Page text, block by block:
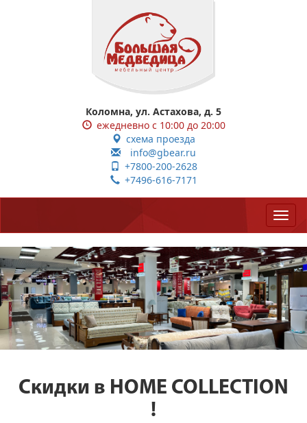
Коломна, ул. Астахова, д. 5
ежедневно с 10:00 до 20:00
схема проезда
info@gbear.ru
+7800-200-2628
+7496-616-7171
Скидки в​ HOME COLLECTION​
!